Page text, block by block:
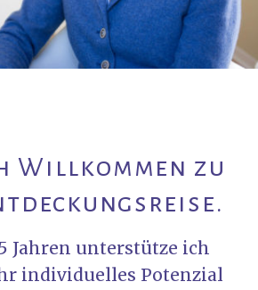
Willkommen zu
Jahren unterstütze ich
individuelles Potenzial